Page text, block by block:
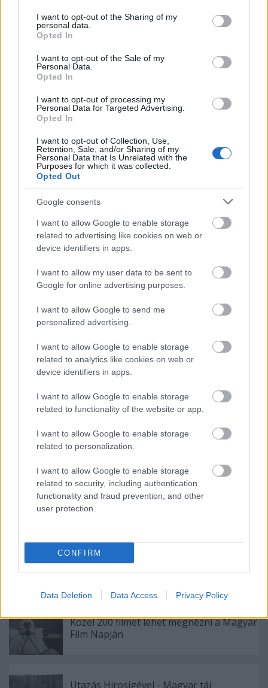
not limited to your visit or usage behaviour. You may click to
grant or deny consent to Google and its third-party tags to
use your data for below specified purposes in below Google
consent section.
I want to opt-out of the Sharing of my
personal data.
Opted In
I want to opt-out of the Sale of my
Personal Data.
Opted In
I want to opt-out of processing my
Personal Data for Targeted Advertising.
Opted In
I want to opt-out of Collection, Use,
Retention, Sale, and/or Sharing of my
Personal Data that Is Unrelated with the
Purposes for which it was collected.
Opted Out
Google consents
I want to allow Google to enable storage
related to advertising like cookies on web or
device identifiers in apps.
I want to allow my user data to be sent to
Google for online advertising purposes.
I want to allow Google to send me
personalized advertising.
I want to allow Google to enable storage
related to analytics like cookies on web or
device identifiers in apps.
I want to allow Google to enable storage
related to functionality of the website or app.
I want to allow Google to enable storage
related to personalization.
I want to allow Google to enable storage
related to security, including authentication
functionality and fraud prevention, and other
user protection.
CONFIRM
Data Deletion Data Access Privacy Policy
elképzelhetetlent. ASaul fiasikerének titka ebben a
hatásos – de nem hatásvadász – megoldásban rejlik,
és abban, hogy még a pokolban is felmutatja az
emberség megőrzésének reményét.
Címkék:ajánló premier magyar holokauszt recenzió
„Nehéz volt elválasztani a zenét és a zajt”
– Interjú Nemes Jeles Lászlóval
Variációk hiányra - Az ELTE
Mozgóképszak diplomafilm-vetítése
Közel 200 filmet lehet megnézni a Magyar
Film Napján
Utazás Hirosigével - Magyar táj